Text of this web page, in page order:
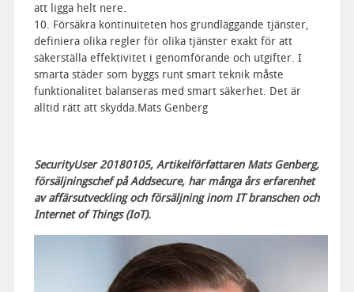
att ligga helt nere.
10. Försäkra kontinuiteten hos grundläggande tjänster,
definiera olika regler för olika tjänster exakt för att
säkerställa effektivitet i genomförande och utgifter. I
smarta städer som byggs runt smart teknik måste
funktionalitet balanseras med smart säkerhet. Det är
alltid rätt att skydda.Mats Genberg
SecurityUser 20180105, Artikelförfattaren Mats Genberg,
försäljningschef på Addsecure, har många års erfarenhet
av affärsutveckling och försäljning inom IT branschen och
Internet of Things (IoT).